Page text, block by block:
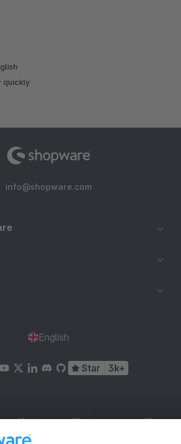
quickly
info@shopware.com
English
Star 3k+
Privacy Legal notice